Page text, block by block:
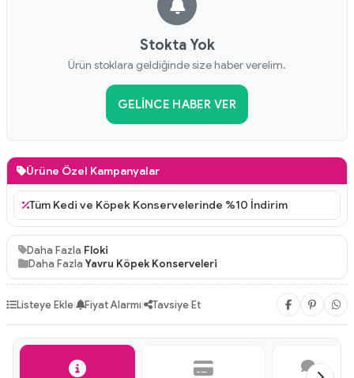
Stokta Yok
Ürün stoklara geldiğinde size haber verelim.
GELINCE HABER VER
Ürüne Özel Kampanyalar
Tüm Kedi ve Köpek Konservelerinde %10 İndirim
Daha Fazla Floki
Daha Fazla Yavru Köpek Konserveleri
Listeye Ekle| Fiyat Alarmı| Tavsiye Et